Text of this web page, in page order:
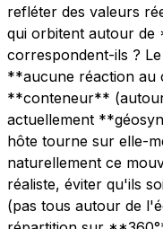
refléter des valeurs
qui orbitent autour
correspondent-ils ?
**aucune réaction au
**conteneur**
actuellement
hôte tourne sur elle-
naturellement ce
réaliste, éviter qu'ils
(pas tous autour de